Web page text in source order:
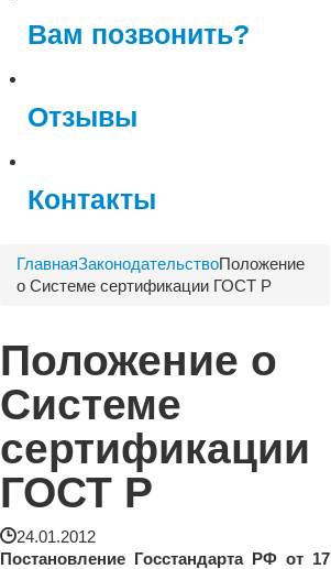
Вам позвонить?
Отзывы
Контакты
ГлавнаяЗаконодательствоПоложение
о Системе сертификации ГОСТ Р
Положение о
Системе
сертификации
ГОСТ Р
24.01.2012
Постановление Госстандарта РФ от 17